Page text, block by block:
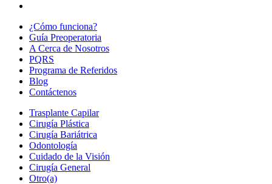
¿Cómo funciona?
Guía Preoperatoria
A Cerca de Nosotros
PQRS
Programa de Referidos
Blog
Contáctenos
Trasplante Capilar
Cirugía Plástica
Cirugía Bariátrica
Odontología
Cuidado de la Visión
Cirugía General
Otro(a)